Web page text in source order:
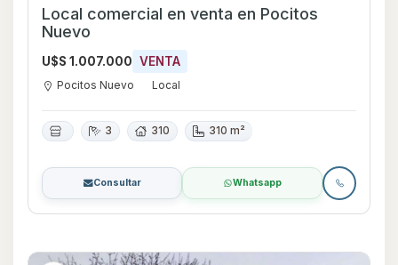
Local comercial en venta en Pocitos
Nuevo
U$S 1.007.000 VENTA
Pocitos Nuevo Local
3 310 310 m²
Consultar Whatsapp